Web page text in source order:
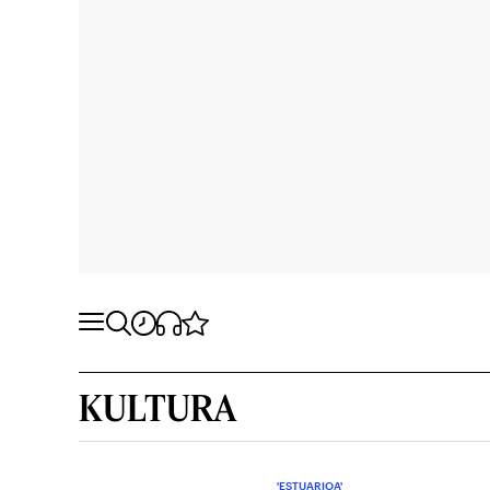
KULTURA
'ESTUARIOA'